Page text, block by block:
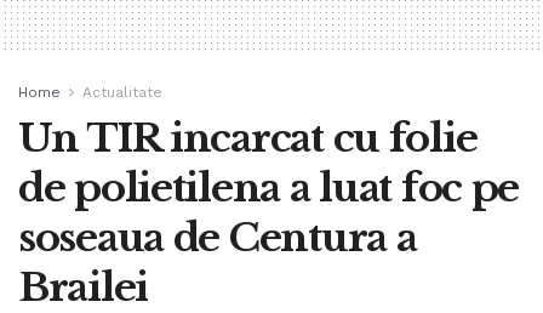
Home Actualitate
Un TIR incarcat cu folie
de polietilena a luat foc pe
soseaua de Centura a
Brailei